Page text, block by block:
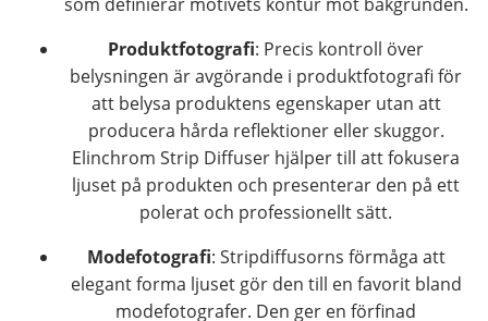
Produktfotografi: Precis kontroll över
belysningen är avgörande i produktfotografi för
att belysa produktens egenskaper utan att
producera hårda reflektioner eller skuggor.
Elinchrom Strip Diffuser hjälper till att fokusera
ljuset på produkten och presenterar den på ett
polerat och professionellt sätt.
Modefotografi: Stripdiffusorns förmåga att
elegant forma ljuset gör den till en favorit bland
modefotografer. Den ger en förfinad